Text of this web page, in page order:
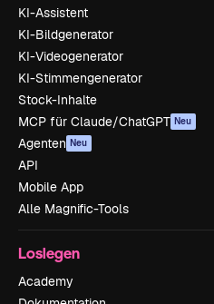
KI-Assistent
KI-Bildgenerator
KI-Videogenerator
KI-Stimmengenerator
Stock-Inhalte
MCP für Claude/ChatGPT Neu
Agenten Neu
API
Mobile App
Alle Magnific-Tools
Loslegen
Academy